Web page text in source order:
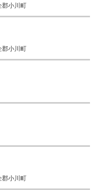
郡小川町
郡小川町
郡小川町